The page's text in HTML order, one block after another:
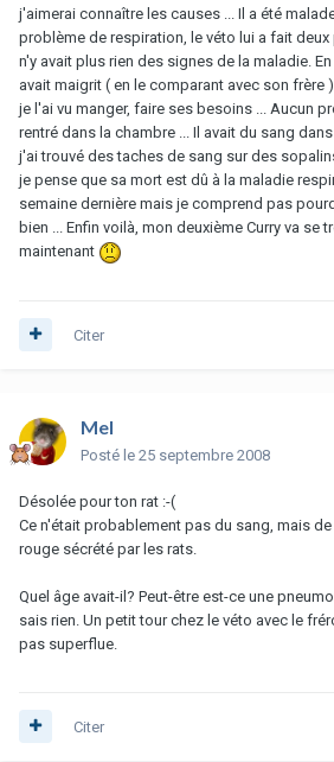
j'aimerai connaître les causes ... Il a été
problème de respiration, le véto lui a fait deux
n'y avait plus rien des signes de la maladie.
avait maigrit ( en le comparant avec son frère
je l'ai vu manger, faire ses besoins ... Aucun
rentré dans la chambre ... Il avait du sang
j'ai trouvé des taches de sang sur des
je pense que sa mort est dû à la maladie
semaine dernière mais je comprend pas
bien ... Enfin voilà, mon deuxième Curry va se
maintenant
Citer
Mel
Posté le 25 septembre 2008
Désolée pour ton rat :-(
Ce n'était probablement pas du sang, mais
rouge sécrété par les rats.
Quel âge avait-il? Peut-être est-ce une
sais rien. Un petit tour chez le véto avec le
pas superflue.
Citer